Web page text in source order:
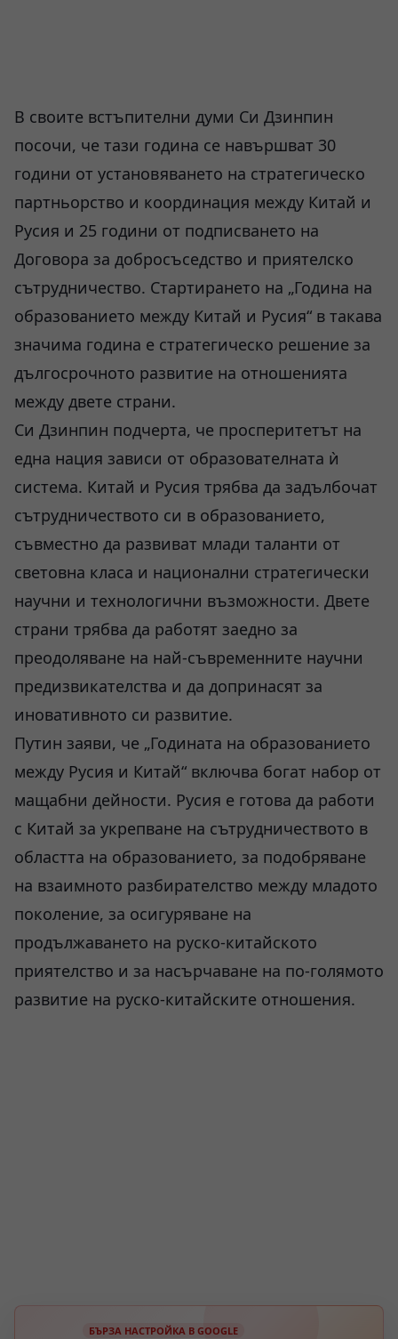
В своите встъпителни думи Си Дзинпин
посочи, че тази година се навършват 30
години от установяването на стратегическо
партньорство и координация между Китай и
Русия и 25 години от подписването на
Договора за добросъседство и приятелско
сътрудничество. Стартирането на „Година на
образованието между Китай и Русия“ в такава
значима година е стратегическо решение за
дългосрочното развитие на отношенията
между двете страни.
Си Дзинпин подчерта, че просперитетът на
една нация зависи от образователната ѝ
система. Китай и Русия трябва да задълбочат
сътрудничеството си в образованието,
съвместно да развиват млади таланти от
световна класа и национални стратегически
научни и технологични възможности. Двете
страни трябва да работят заедно за
преодоляване на най-съвременните научни
предизвикателства и да допринасят за
иновативното си развитие.
Путин заяви, че „Годината на образованието
между Русия и Китай“ включва богат набор от
мащабни дейности. Русия е готова да работи
с Китай за укрепване на сътрудничеството в
областта на образованието, за подобряване
на взаимното разбирателство между младото
поколение, за осигуряване на
продължаването на руско-китайското
приятелство и за насърчаване на по-голямото
развитие на руско-китайските отношения.
БЪРЗА НАСТРОЙКА В GOOGLE